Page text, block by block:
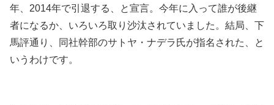
年、2014年で引退する、と宣言。今年に入って誰が後継
者になるか、いろいろ取り沙汰されていました。結局、下
馬評通り、同社幹部のサトヤ・ナデラ氏が指名された、と
いうわけです。